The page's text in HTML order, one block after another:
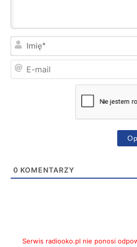
0 KOMENTARZY
Serwis radiooko.pl nie ponosi